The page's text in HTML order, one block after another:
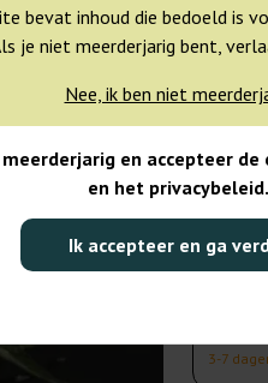
bevat inhoud die bedoeld is
je niet meerderjarig bent,
Nee, ik ben niet
en accepteer
en het privacybeleid.
Ik accepteer en ga
3
Vandaag
5
3-7
3-7